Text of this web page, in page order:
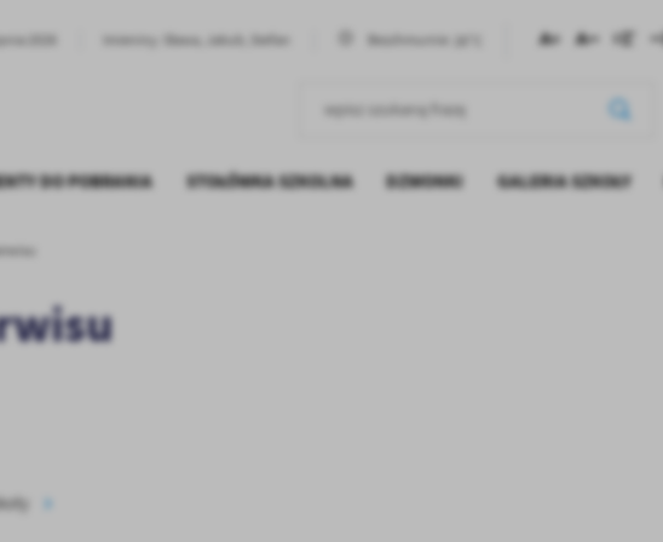
Imieniny: Sława, Jakub, Stefan
RODZICÓW
MAŁOLETNICH
DO POBRANIA STOŁÓWKA SZKOLNA DZWONKI GALERIA SZKOŁY